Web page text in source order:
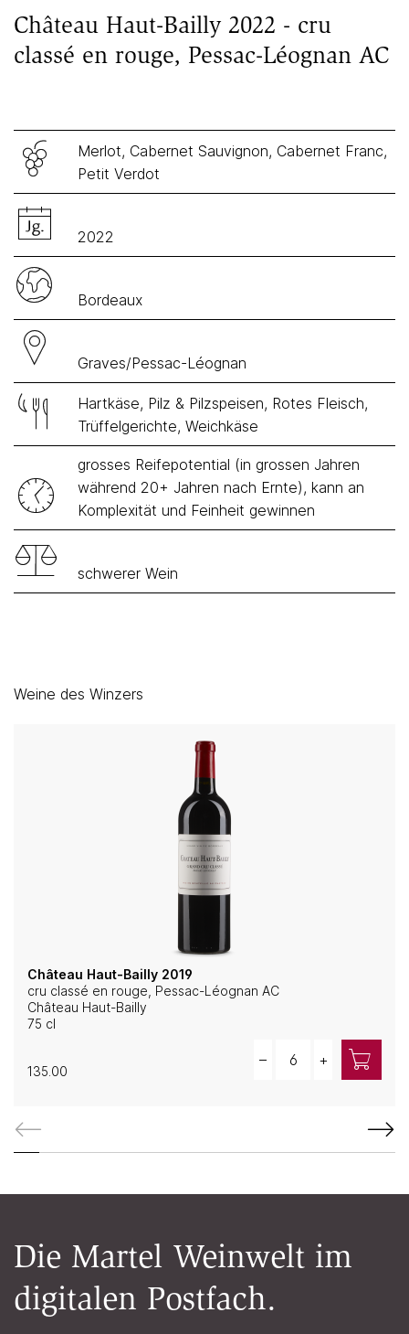
Château Haut-Bailly 2022 - cru
classé en rouge, Pessac-Léognan AC
Merlot, Cabernet Sauvignon, Cabernet Franc,
Petit Verdot
2022
Bordeaux
Graves/Pessac-Léognan
Hartkäse, Pilz & Pilzspeisen, Rotes Fleisch,
Trüffelgerichte, Weichkäse
grosses Reifepotential (in grossen Jahren
während 20+ Jahren nach Ernte), kann an
Komplexität und Feinheit gewinnen
schwerer Wein
Weine des Winzers
Château Haut-Bailly 2019
cru classé en rouge, Pessac-Léognan AC
Château Haut-Bailly
75 cl
135.00
– +
Die Martel Weinwelt im
digitalen Postfach.